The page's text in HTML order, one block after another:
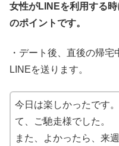
女性がLINEを利用する
のポイントです。
・デート後、直後の帰
LINEを送ります。
今日は楽しかったです
て、ご馳走様でした。
また、よかったら、来